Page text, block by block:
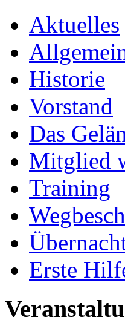
Aktuelles
Historie
Vorstand
Das
Mitglied
Training
Erste